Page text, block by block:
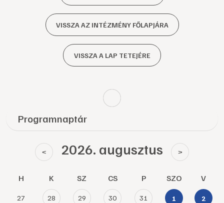
VISSZA AZ INTÉZMÉNY FŐLAPJÁRA
VISSZA A LAP TETEJÉRE
Programnaptár
< 2026. augusztus >
H K SZ CS P SZO V
27 28 29 30 31 1 2